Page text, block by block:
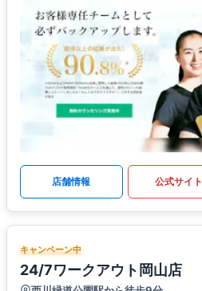
店舗情報 公式サイト
キャンペーン中
24/7ワークアウト岡山店